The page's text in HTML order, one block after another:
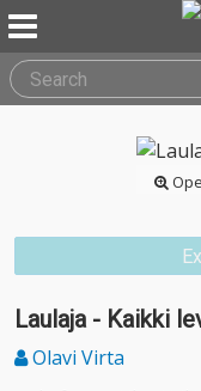
Laulaja - Kaikki
Olavi Virta